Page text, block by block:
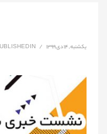
یکشنبه, ۱۴ دی ۱۳۹۹ /
IN